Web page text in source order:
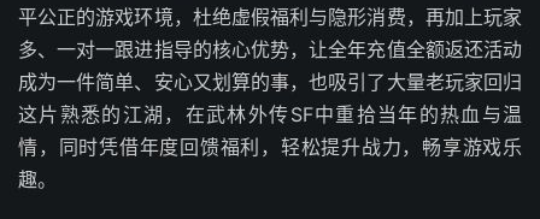
平公正的游戏环境，杜绝虚假福利与隐形消费，再加上玩家
多、一对一跟进指导的核心优势，让全年充值全额返还活动
成为一件简单、安心又划算的事，也吸引了大量老玩家回归
这片熟悉的江湖，在武林外传SF中重拾当年的热血与温
情，同时凭借年度回馈福利，轻松提升战力，畅享游戏乐
趣。